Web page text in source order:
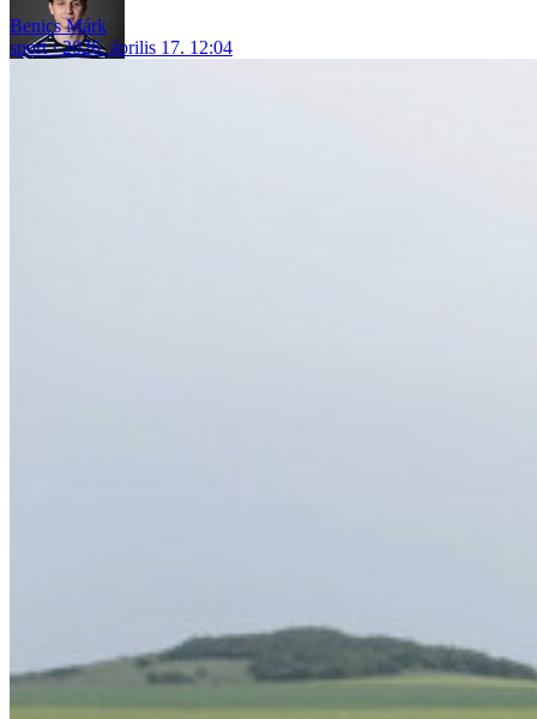
Benics Márk
sport
2026. április 17. 12:04